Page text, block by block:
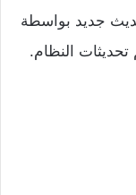
جديد بواسطة
النظام.